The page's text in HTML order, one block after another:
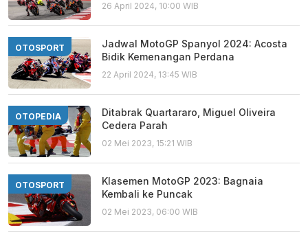
26 April 2024, 10:00 WIB
OTOSPORT
Jadwal MotoGP Spanyol 2024: Acosta
Bidik Kemenangan Perdana
22 April 2024, 13:45 WIB
OTOPEDIA
Ditabrak Quartararo, Miguel Oliveira
Cedera Parah
02 Mei 2023, 15:21 WIB
OTOSPORT
Klasemen MotoGP 2023: Bagnaia
Kembali ke Puncak
02 Mei 2023, 06:00 WIB